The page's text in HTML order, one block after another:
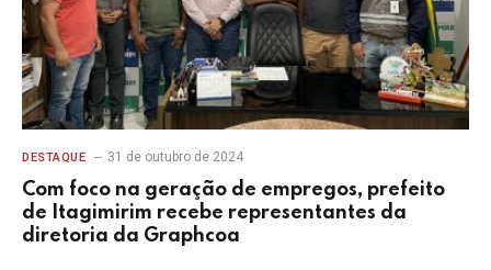
DESTAQUE 31 de outubro de 2024
Com foco na geração de empregos, prefeito
de Itagimirim recebe representantes da
diretoria da Graphcoa